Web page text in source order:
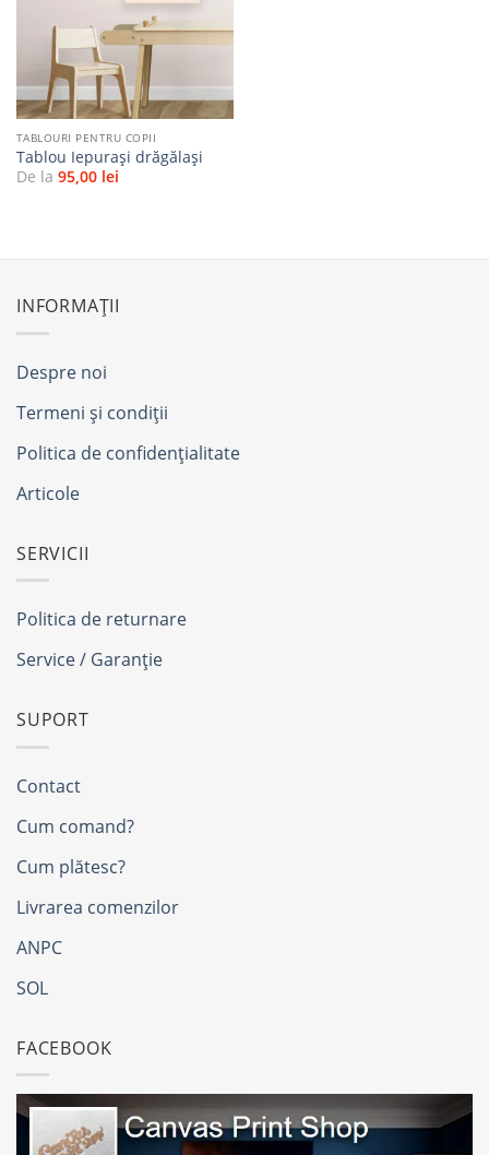
la
favorite
TABLOURI PENTRU COPII
Tablou Iepurași drăgălași
De la 95,00 lei
INFORMAȚII
Despre noi
Termeni și condiții
Politica de confidențialitate
Articole
SERVICII
Politica de returnare
Service / Garanție
SUPORT
Contact
Cum comand?
Cum plătesc?
Livrarea comenzilor
ANPC
SOL
FACEBOOK